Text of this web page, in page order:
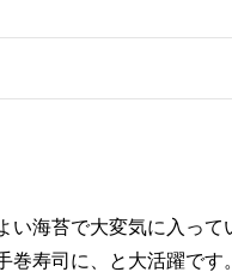
い海苔で大変気に入って
巻寿司に、と大活躍です